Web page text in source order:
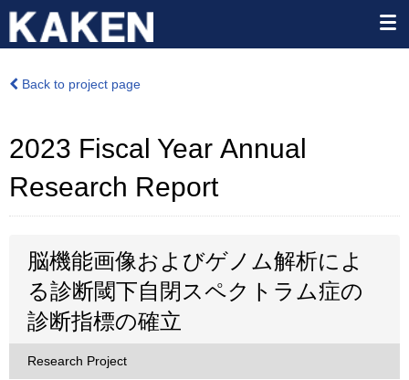
Back to project page
2023 Fiscal Year Annual
Research Report
脳機能画像およびゲノム解析によ
る診断閾下自閉スペクトラム症の
診断指標の確立
Research Project